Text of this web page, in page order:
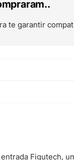
te garantir
Figutech,